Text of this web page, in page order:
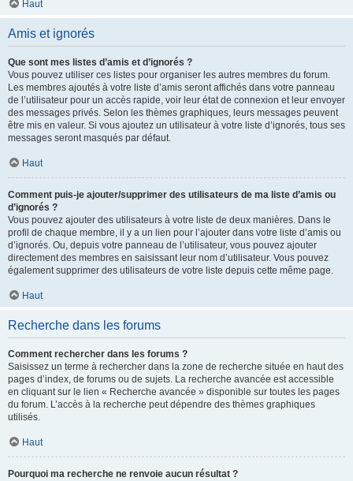
Haut
Amis et ignorés
Que sont mes listes d’amis et d’ignorés ?
Vous pouvez utiliser ces listes pour organiser les autres membres du forum.
Les membres ajoutés à votre liste d’amis seront affichés dans votre panneau
de l’utilisateur pour un accès rapide, voir leur état de connexion et leur envoyer
des messages privés. Selon les thèmes graphiques, leurs messages peuvent
être mis en valeur. Si vous ajoutez un utilisateur à votre liste d’ignorés, tous ses
messages seront masqués par défaut.
Haut
Comment puis-je ajouter/supprimer des utilisateurs de ma liste d’amis ou
d’ignorés ?
Vous pouvez ajouter des utilisateurs à votre liste de deux manières. Dans le
profil de chaque membre, il y a un lien pour l’ajouter dans votre liste d’amis ou
d’ignorés. Ou, depuis votre panneau de l’utilisateur, vous pouvez ajouter
directement des membres en saisissant leur nom d’utilisateur. Vous pouvez
également supprimer des utilisateurs de votre liste depuis cette même page.
Haut
Recherche dans les forums
Comment rechercher dans les forums ?
Saisissez un terme à rechercher dans la zone de recherche située en haut des
pages d’index, de forums ou de sujets. La recherche avancée est accessible
en cliquant sur le lien « Recherche avancée » disponible sur toutes les pages
du forum. L’accès à la recherche peut dépendre des thèmes graphiques
utilisés.
Haut
Pourquoi ma recherche ne renvoie aucun résultat ?